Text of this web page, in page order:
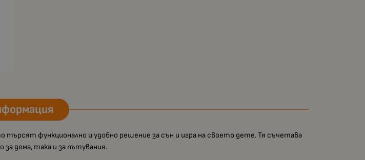
търсят функционално и удобно решение за сън и игра на своето дете. Тя съчетава
дома, така и за пътувания.